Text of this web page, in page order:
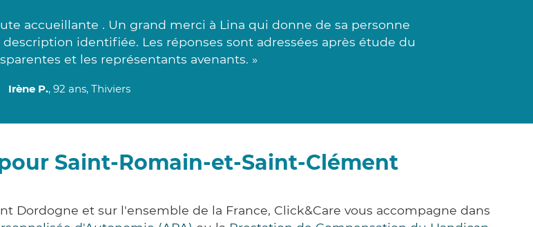
accueillante . Un grand merci à Lina qui donne de sa personne
identifiée. Les réponses sont adressées après étude du
et les représentants avenants. »
Irène P., 92 ans, Thiviers
Saint-Romain-et-Saint-Clément
Dordogne et sur l'ensemble de la France, Click&Care vous accompagne dans